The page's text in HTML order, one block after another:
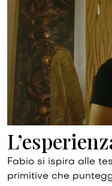
Fabio si ispira alle
primitive che